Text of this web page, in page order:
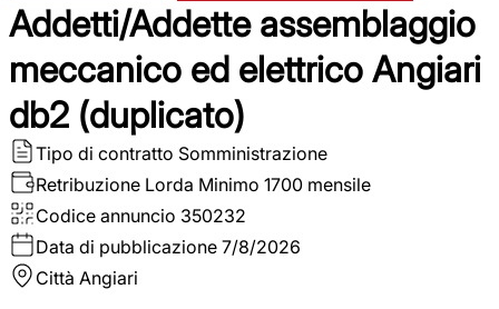
Addetti/Addette assemblaggio
meccanico ed elettrico Angiari
db2 (duplicato)
Tipo di contratto Somministrazione
Retribuzione Lorda Minimo 1700 mensile
Codice annuncio 350232
Data di pubblicazione 7/8/2026
Città Angiari